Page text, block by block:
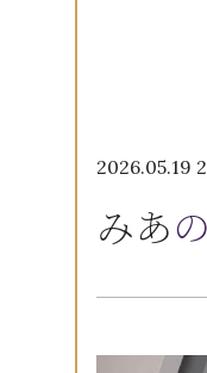
2026.05.19
みあ